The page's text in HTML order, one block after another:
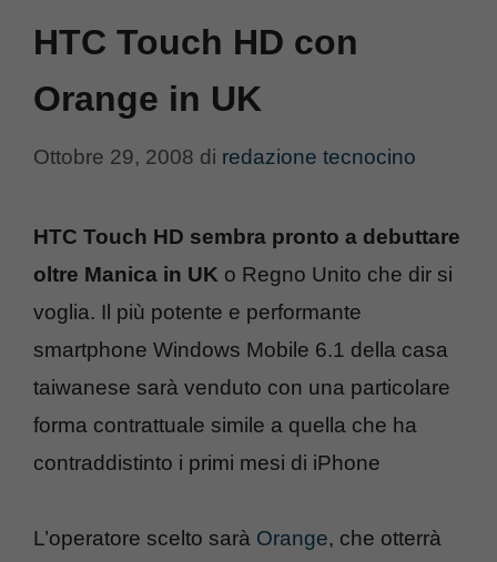
HTC Touch HD con
Orange in UK
Ottobre 29, 2008 di redazione tecnocino
HTC Touch HD sembra pronto a debuttare
oltre Manica in UK o Regno Unito che dir si
voglia. Il più potente e performante
smartphone Windows Mobile 6.1 della casa
taiwanese sarà venduto con una particolare
forma contrattuale simile a quella che ha
contraddistinto i primi mesi di iPhone
L’operatore scelto sarà Orange, che otterrà